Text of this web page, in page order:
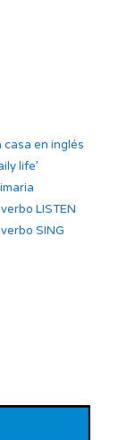
en inglés
life’
LISTEN
SING